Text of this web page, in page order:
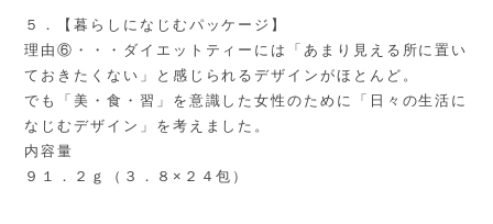
５．【暮らしになじむパッケージ】
理由⑥・・・ダイエットティーには「あまり見える所に置い
ておきたくない」と感じられるデザインがほとんど。
でも「美・食・習」を意識した女性のために「日々の生活に
なじむデザイン」を考えました。
内容量
９１．２ｇ（３．８×２４包）